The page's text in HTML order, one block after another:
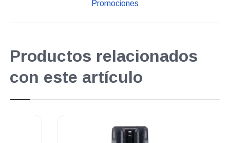
Promociones
Productos relacionados
con este artículo